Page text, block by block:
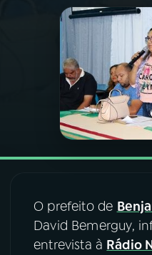
PROGRAMAS
PODCASTS
VIDEOCASTS
08 FESTIVAL DE
O prefeito de
David Bemerguy,
entrevista à Rádio